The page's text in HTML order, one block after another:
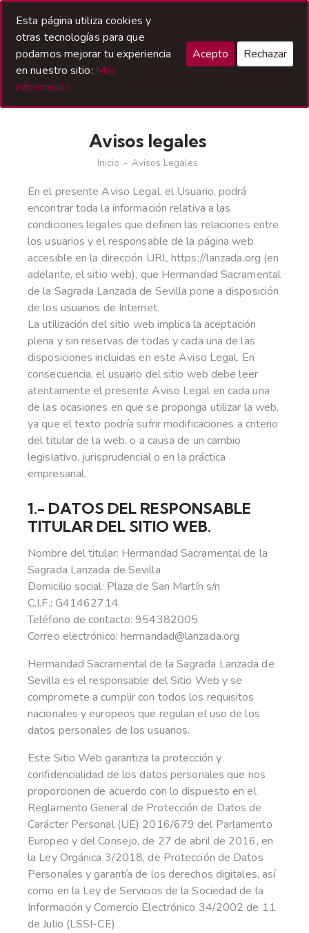
Avisos legales
Inicio Avisos Legales
En el presente Aviso Legal, el Usuario, podrá
encontrar toda la información relativa a las
condiciones legales que definen las relaciones entre
los usuarios y el responsable de la página web
accesible en la dirección URL https://lanzada.org (en
adelante, el sitio web), que Hermandad Sacramental
de la Sagrada Lanzada de Sevilla pone a disposición
de los usuarios de Internet.
La utilización del sitio web implica la aceptación
plena y sin reservas de todas y cada una de las
disposiciones incluidas en este Aviso Legal. En
consecuencia, el usuario del sitio web debe leer
atentamente el presente Aviso Legal en cada una
de las ocasiones en que se proponga utilizar la web,
ya que el texto podría sufrir modificaciones a criterio
del titular de la web, o a causa de un cambio
legislativo, jurisprudencial o en la práctica
empresarial.
1.- DATOS DEL RESPONSABLE
TITULAR DEL SITIO WEB.
Nombre del titular: Hermandad Sacramental de la
Sagrada Lanzada de Sevilla
Domicilio social: Plaza de San Martín s/n
C.I.F.: G41462714
Teléfono de contacto: 954382005
Correo electrónico: hermandad@lanzada.org
Hermandad Sacramental de la Sagrada Lanzada de
Sevilla es el responsable del Sitio Web y se
compromete a cumplir con todos los requisitos
nacionales y europeos que regulan el uso de los
datos personales de los usuarios.
Este Sitio Web garantiza la protección y
confidencialidad de los datos personales que nos
proporcionen de acuerdo con lo dispuesto en el
Reglamento General de Protección de Datos de
Carácter Personal (UE) 2016/679 del Parlamento
Europeo y del Consejo, de 27 de abril de 2016, en
la Ley Orgánica 3/2018, de Protección de Datos
Personales y garantía de los derechos digitales, así
como en la Ley de Servicios de la Sociedad de la
Información y Comercio Electrónico 34/2002 de 11
de Julio (LSSI-CE)
Esta página utiliza cookies y
otras tecnologías para que
podamos mejorar tu experiencia
en nuestro sitio: Más
información.
Acepto Rechazar